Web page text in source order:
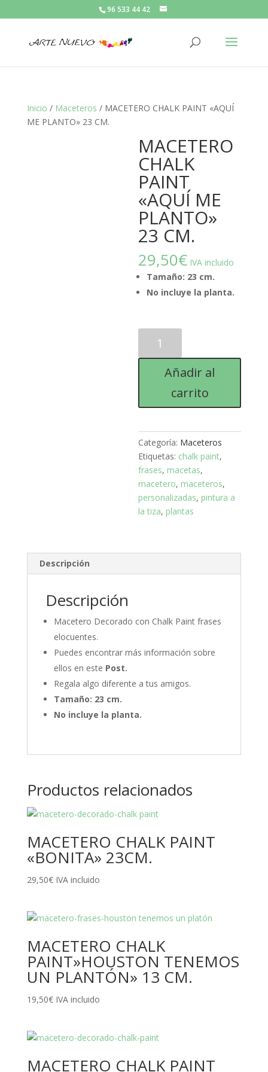
96 533 44 42
Inicio / Maceteros / MACETERO CHALK PAINT «AQUÍ
ME PLANTO» 23 CM.
MACETERO
CHALK
PAINT
«AQUÍ ME
PLANTO»
23 CM.
29,50€ IVA incluido
Tamaño: 23 cm.
No incluye la planta.
CHALK
PAINT
PLANTO"
CM.
cantidad
Añadir al
carrito
Categoría: Maceteros
Etiquetas: chalk paint,
frases, macetas,
macetero, maceteros,
personalizadas, pintura a
la tiza, plantas
Descripción
Descripción
Macetero Decorado con Chalk Paint frases
elocuentes.
Puedes encontrar más información sobre
ellos en este Post.
Regala algo diferente a tus amigos.
Tamaño: 23 cm.
No incluye la planta.
Productos relacionados
MACETERO CHALK PAINT
«BONITA» 23CM.
29,50€ IVA incluido
MACETERO CHALK
PAINT»HOUSTON TENEMOS
UN PLANTÓN» 13 CM.
19,50€ IVA incluido
MACETERO CHALK PAINT